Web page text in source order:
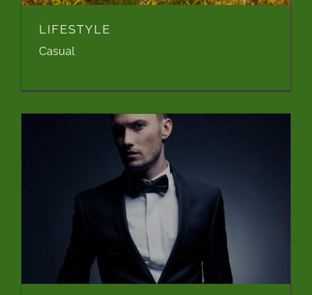
LIFESTYLE
Casual
FASHION